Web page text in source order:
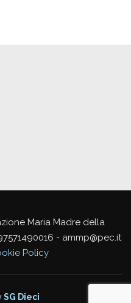
Maria Madre della
- ammp@pec.it
Policy
SG Dieci